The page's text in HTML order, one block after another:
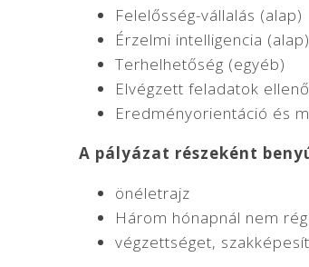
Felelősség-vállalás (alap)
Érzelmi intelligencia (alap)
Terhelhetőség (egyéb)
Elvégzett feladatok
Eredményorientáció és
A pályázat részeként
önéletrajz
Három hónapnál nem
végzettséget,